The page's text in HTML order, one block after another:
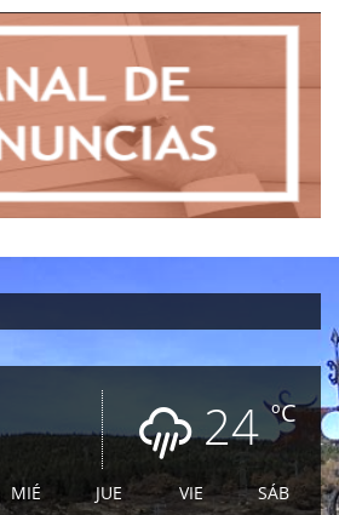
ºC
24
MIÉ JUE VIE SÁB